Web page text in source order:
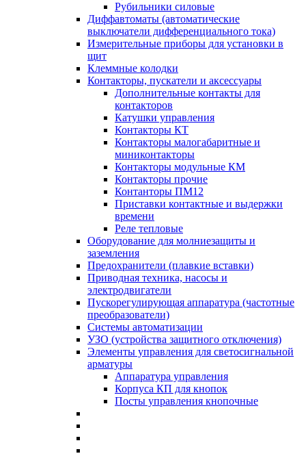
Рубильники силовые
Диффавтоматы (автоматические
выключатели дифференциального тока)
Измерительные приборы для установки в
щит
Клеммные колодки
Контакторы, пускатели и аксессуары
Дополнительные контакты для
контакторов
Катушки управления
Контакторы КТ
Контакторы малогабаритные и
миниконтакторы
Контакторы модульные КМ
Контакторы прочие
Контанторы ПМ12
Приставки контактные и выдержки
времени
Реле тепловые
Оборудование для молниезащиты и
заземления
Предохранители (плавкие вставки)
Приводная техника, насосы и
электродвигатели
Пускорегулирующая аппаратура (частотные
преобразователи)
Системы автоматизации
УЗО (устройства защитного отключения)
Элементы управления для светосигнальной
арматуры
Аппаратура управления
Корпуса КП для кнопок
Посты управления кнопочные